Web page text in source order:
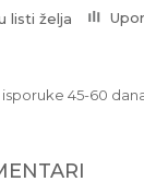
listi želja
isporuke 45-60